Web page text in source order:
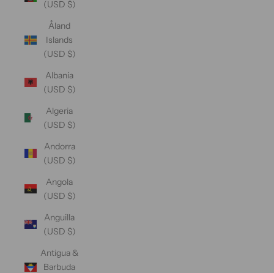
(USD $)
Åland
Islands
(USD $)
Albania
(USD $)
Algeria
(USD $)
Andorra
(USD $)
Angola
(USD $)
Anguilla
(USD $)
Antigua &
Barbuda